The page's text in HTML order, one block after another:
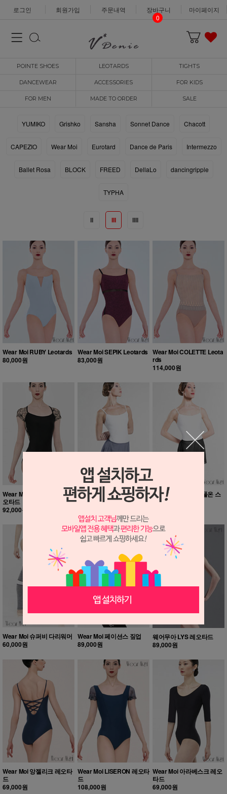
로그인 회원가입 주문내역
장바구니
0
마이페이지
POINTE SHOES LEOTARDS TIGHTS
DANCEWEAR ACCESSORIES FOR KIDS
FOR MEN MADE TO ORDER SALE
YUMIKO Grishko Sansha Sonnet Dance Chacott
CAPEZIO Wear Moi Eurotard Dance de Paris Intermezzo
Ballet Rosa BLOCK FREED DellaLo dancingripple
TYPHA
II III IIII
Wear Moi RUBY Leotards
80,000원
Wear Moi SEPIK Leotards
83,000원
Wear Moi COLETTE Leota
rds
114,000원
Wear Moi LINDIA 반팔 레
오타드
92,000원
웨어무아 DAPHNE 풀온 스
커트
웨어무아 MAGDA 풀온 스
커트
Wear Moi 슈퍼비 다리워머
60,000원
Wear Moi 페이션스 짚업
89,000원
웨어무아 LYS 레오타드
89,000원
Wear Moi 앙젤리크 레오타
드
69,000원
Wear Moi LISERON 레오타
드
108,000원
Wear Moi 아라베스크 레오
타드
69,000원